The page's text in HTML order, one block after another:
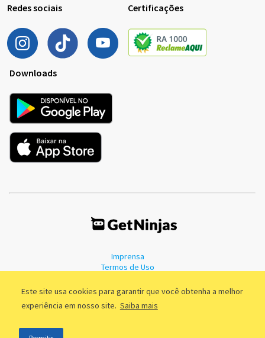
Este site usa cookies para garantir que você obtenha a melhor
experiência em nosso site. Saiba mais
Redes sociais Certificações
Downloads
Imprensa
Termos de Uso
©2011 - 2026, GetNinjas LTDA. CNPJ 55.744.877/0001-89 - Rua Dr.